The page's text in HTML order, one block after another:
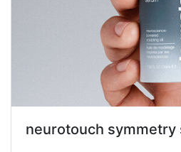
neurotouch symmetry